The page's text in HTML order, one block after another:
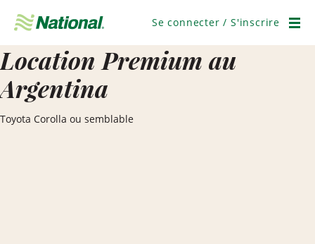
navigation
Se connecter / S'inscrire
Location Premium au
Argentina
Toyota Corolla ou semblable